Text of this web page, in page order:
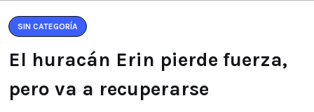
SIN CATEGORÍA
El huracán Erin pierde fuerza,
pero va a recuperarse